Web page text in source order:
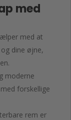
med
med at
dine øjne,
moderne
forskellige
rem er